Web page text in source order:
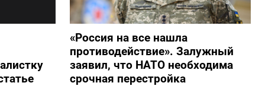
«Россия на все нашла
противодействие». Залужный
заявил, что НАТО необходима
срочная перестройка